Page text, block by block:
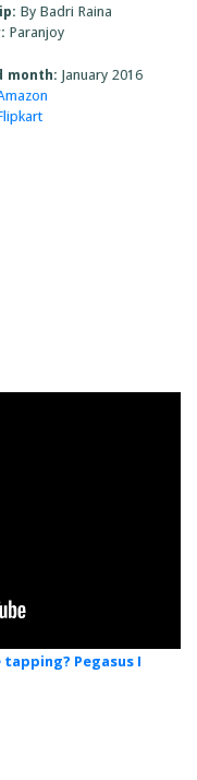
By Badri Raina
Paranjoy
month: January 2016
Pegasus I